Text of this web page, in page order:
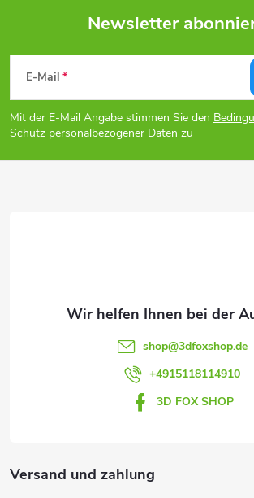
F
u
ß
Newsletter
E-Mail
Mit der E-Mail Angabe stimmen Sie den
Schutz personalbezogener Daten zu
Versand und zahlung
shop@3dfoxshop.de
+4915118114910
3D FOX SHOP